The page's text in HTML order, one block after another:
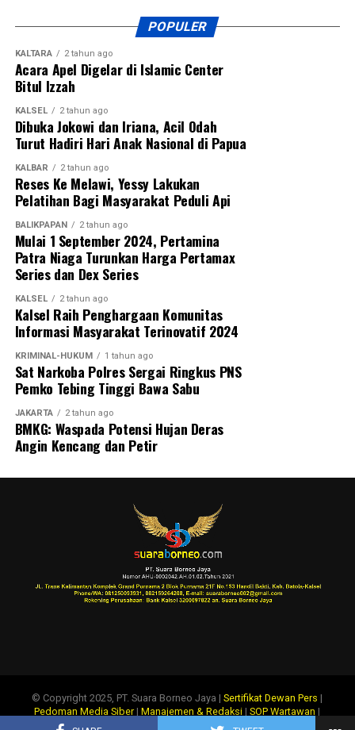
POPULER
KALTARA 2 tahun ago
Acara Apel Digelar di Islamic Center
Bitul Izzah
KALSEL 2 tahun ago
Dibuka Jokowi dan Iriana, Acil Odah
Turut Hadiri Hari Anak Nasional di Papua
KALBAR 2 tahun ago
Reses Ke Melawi, Yessy Lakukan
Pelatihan Bagi Masyarakat Peduli Api
BALIKPAPAN 2 tahun ago
Mulai 1 September 2024, Pertamina
Patra Niaga Turunkan Harga Pertamax
Series dan Dex Series
KALSEL 2 tahun ago
Kalsel Raih Penghargaan Komunitas
Informasi Masyarakat Terinovatif 2024
KRIMINAL-HUKUM 1 tahun ago
Sat Narkoba Polres Sergai Ringkus PNS
Pemko Tebing Tinggi Bawa Sabu
JAKARTA 2 tahun ago
BMKG: Waspada Potensi Hujan Deras
Angin Kencang dan Petir
© Copyright 2025, PT. Suara Borneo Jaya |Sertifikat Dewan Pers |
Pedoman Media Siber|Manajemen & Redaksi |SOP Wartawan |
Disclaimer
Tentang Kami|Info Iklan